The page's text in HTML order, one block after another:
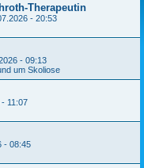
Therapeutin
- 20:53
- 09:13
um Skoliose
11:07
- 08:45